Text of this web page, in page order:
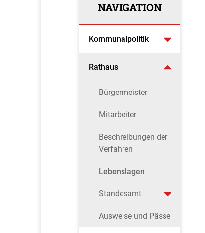
NAVIGATION
Kommunalpolitik
Rathaus
Bürgermeister
Mitarbeiter
Beschreibungen der
Verfahren
Lebenslagen
Standesamt
Ausweise und Pässe